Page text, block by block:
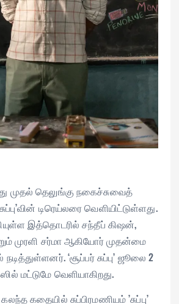
முதல் தெலுங்கு நகைச்சுவைத்
டிரெய்லரை வெளியிட்டுள்ளது.
இத்தொடரில் சந்தீப் கிஷன்,
முரளி சர்மா ஆகியோர் முதன்மை
‘சூப்பர் சுப்பு’ ஜூலை 2
மட்டுமே வெளியாகிறது.
கதையில் சுப்பிரமணியம் ’சுப்பு’